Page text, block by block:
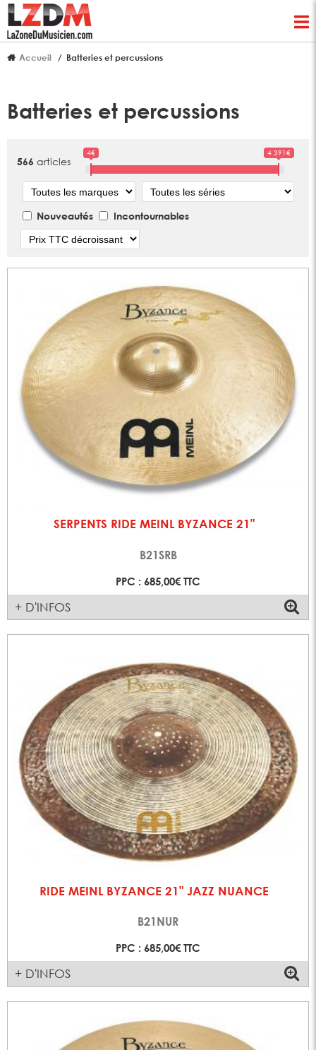
Accueil Batteries et percussions
Batteries et percussions
566 articles
4€ 4 391€
Marque Série
Nouveautés
Incontournables
SERPENTS RIDE MEINL BYZANCE 21"
B21SRB
PPC : 685,00€ TTC
+ D'INFOS
RIDE MEINL BYZANCE 21" JAZZ NUANCE
B21NUR
PPC : 685,00€ TTC
+ D'INFOS